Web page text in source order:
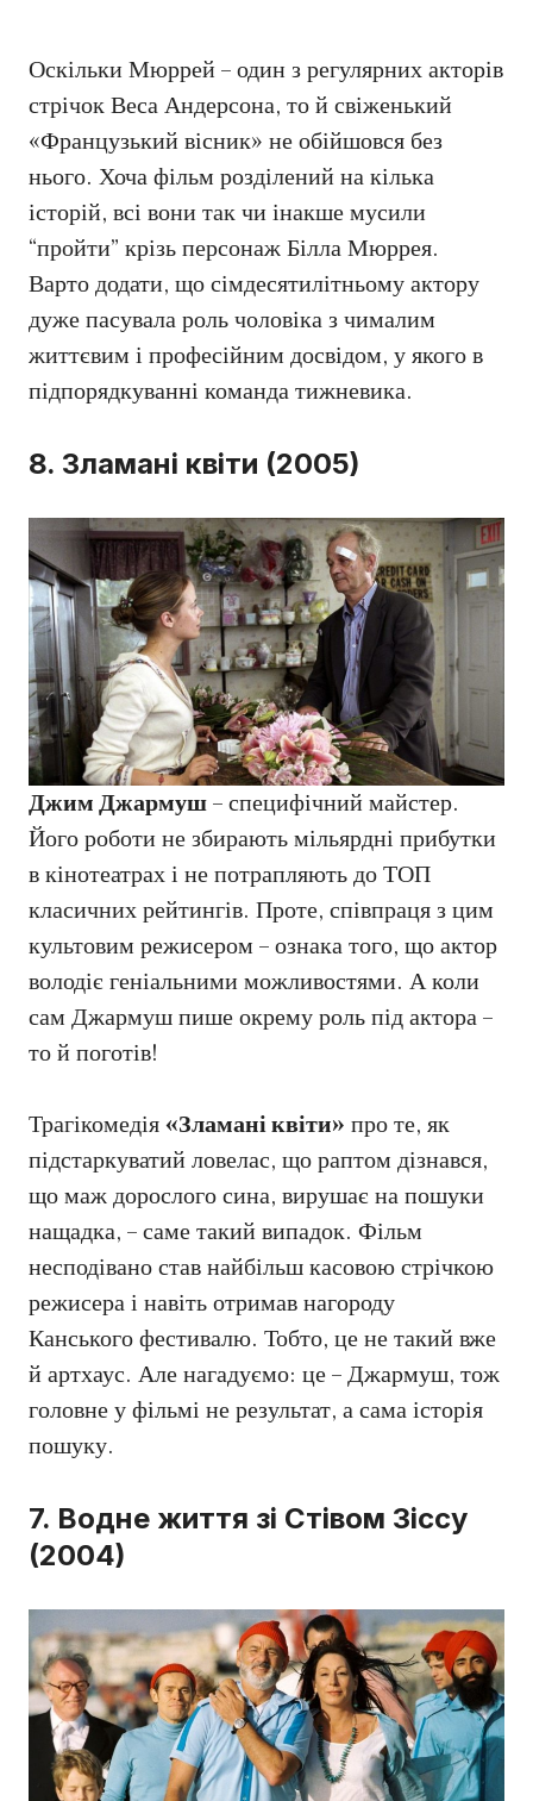
Оскільки Мюррей – один з регулярних акторів
стрічок Веса Андерсона, то й свіженький
«Французький вісник» не обійшовся без
нього. Хоча фільм розділений на кілька
історій, всі вони так чи інакше мусили
“пройти” крізь персонаж Білла Мюррея.
Варто додати, що сімдесятилітньому актору
дуже пасувала роль чоловіка з чималим
життєвим і професійним досвідом, у якого в
підпорядкуванні команда тижневика.
8. Зламані квіти (2005)
Джим Джармуш– специфічний майстер.
Його роботи не збирають мільярдні прибутки
в кінотеатрах і не потрапляють до ТОП
класичних рейтингів. Проте, співпраця з цим
культовим режисером – ознака того, що актор
володіє геніальними можливостями. А коли
сам Джармуш пише окрему роль під актора –
то й поготів!
Трагікомедія«Зламані квіти» про те, як
підстаркуватий ловелас, що раптом дізнався,
що маж дорослого сина, вирушає на пошуки
нащадка, – саме такий випадок. Фільм
несподівано став найбільш касовою стрічкою
режисера і навіть отримав нагороду
Канського фестивалю. Тобто, це не такий вже
й артхаус. Але нагадуємо: це – Джармуш, тож
головне у фільмі не результат, а сама історія
пошуку.
7. Водне життя зі Стівом Зіссу
(2004)